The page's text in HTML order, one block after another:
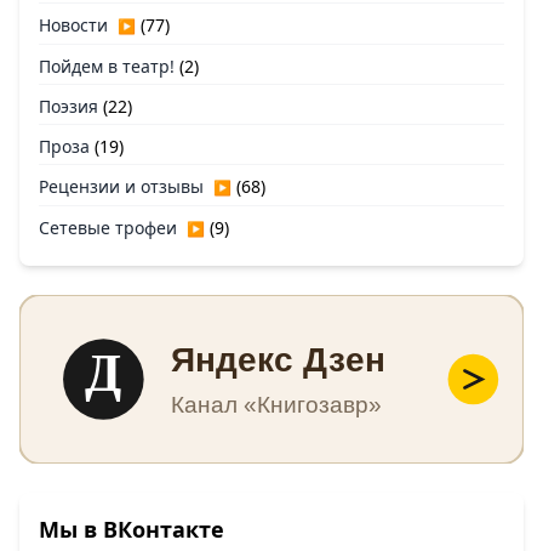
Новости ▶ (77)
Пойдем в театр! (2)
Поэзия (22)
Проза (19)
Рецензии и отзывы ▶ (68)
Сетевые трофеи ▶ (9)
Д Яндекс Дзен
Канал «Книгозавр»
Мы в ВКонтакте